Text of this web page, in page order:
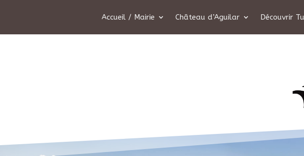
Accueil / Mairie Château d’Aguilar Découvrir